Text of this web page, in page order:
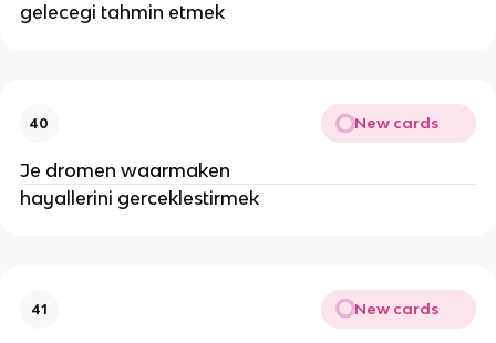
gelecegi tahmin etmek
40 New cards
Je dromen waarmaken
hayallerini gerceklestirmek
41 New cards